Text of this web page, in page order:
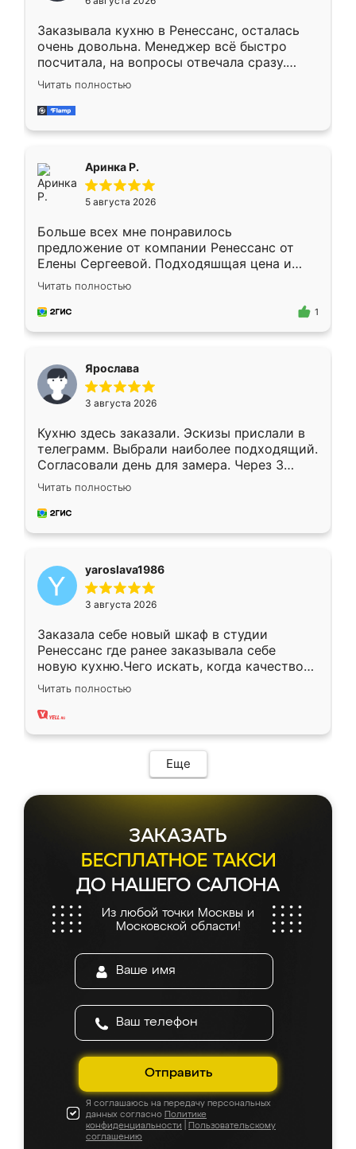
мебели буду заказывать только здесь.
Заказывала кухню в Ренессанс, осталась
очень довольна. Менеджер всё быстро
посчитала, на вопросы отвечала сразу.
Замерщик приехал в субботу, подошёл к
делу со всей ответственностью. Собрали
за день, ребята работали аккуратно, даже
Читать полностью
Аринка Р.
5 августа 2026
Больше всех мне понравилось
предложение от компании Ренессанс от
Елены Сергеевой. Подходяшщая цена и
короткие сроки изготовления. Приехавший
для замера сотрудник Владислав
предложил по моему эскизу самый
Читать полностью
1
Ярослава
3 августа 2026
Кухню здесь заказали. Эскизы прислали в
телеграмм. Выбрали наиболее подходящий.
Согласовали день для замера. Через 3
недели кухня была уже готова. Остались
довольны работой. Спасибо Ренессанс
мебель за качественную работу!
Читать полностью
yaroslava1986
3 августа 2026
Заказала себе новый шкаф в студии
Ренессанс где ранее заказывала себе
новую кухню.Чего искать, когда качеством
вполне довольна. Служит кухня уже почти
два года, нареканий нет.
Читать полностью
Еще
ЗАКАЗАТЬ
БЕСПЛАТНОЕ ТАКСИ
ДО НАШЕГО САЛОНА
Из любой точки Москвы и
Московской области!
Отправить
Я соглашаюсь на передачу персональных
данных согласно Политике
конфиденциальности
Пользовательскому
соглашению